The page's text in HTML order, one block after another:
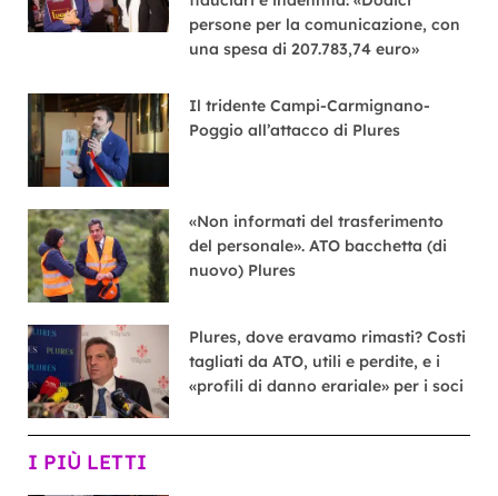
persone per la comunicazione, con
una spesa di 207.783,74 euro»
Il tridente Campi-Carmignano-
Poggio all’attacco di Plures
«Non informati del trasferimento
del personale». ATO bacchetta (di
nuovo) Plures
Plures, dove eravamo rimasti? Costi
tagliati da ATO, utili e perdite, e i
«profili di danno erariale» per i soci
I PIÙ LETTI